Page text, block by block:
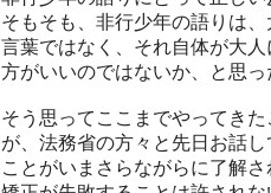
そもそも、非行少年の語りは
言葉ではなく、それ自体が大
方がいいのではないか、と思っ
そう思ってここまでやってき
が、法務省の方々と先日お話
ことがいまさらながらに了解